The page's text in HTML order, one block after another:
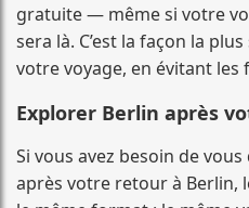
gratuite — même si votre
sera là. C’est la façon la
votre voyage, en évitant les
Explorer Berlin après
Si vous avez besoin de
après votre retour à Berlin,